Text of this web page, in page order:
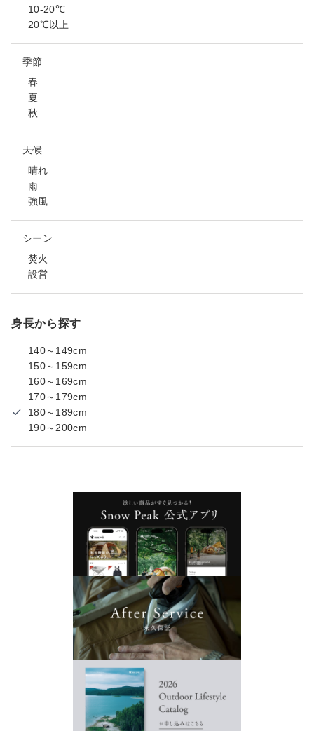
10-20℃
20℃以上
季節
春
夏
秋
天候
晴れ
雨
強風
シーン
焚火
設営
身長から探す
140～149cm
150～159cm
160～169cm
170～179cm
180～189cm
190～200cm